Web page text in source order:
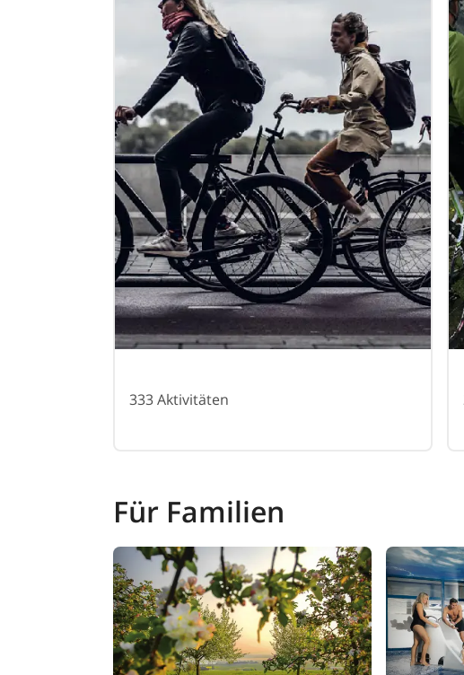
333 Aktivitäten
Für Familien